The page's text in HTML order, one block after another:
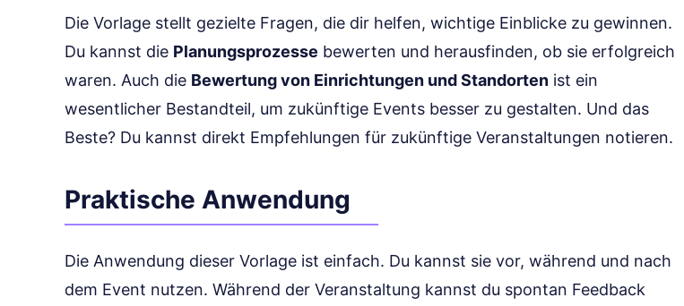
Die Vorlage stellt gezielte Fragen, die dir helfen, wichtige Einblicke zu gewinnen.
Du kannst die Planungsprozesse bewerten und herausfinden, ob sie erfolgreich
waren. Auch die Bewertung von Einrichtungen und Standorten ist ein
wesentlicher Bestandteil, um zukünftige Events besser zu gestalten. Und das
Beste? Du kannst direkt Empfehlungen für zukünftige Veranstaltungen notieren.
Praktische Anwendung
Die Anwendung dieser Vorlage ist einfach. Du kannst sie vor, während und nach
dem Event nutzen. Während der Veranstaltung kannst du spontan Feedback